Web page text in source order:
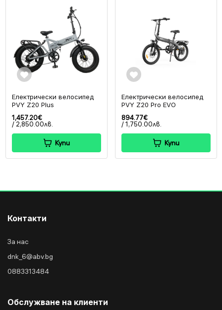
Електрически велосипед
PVY Z20 Plus
1,457.20€
/ 2,850.00лв.
Купи
Електрически велосипед
PVY Z20 Pro EVO
894.77€
/ 1,750.00лв.
Купи
Контакти
За нас
dnk_6@abv.bg
0883313484
Обслужване на клиенти